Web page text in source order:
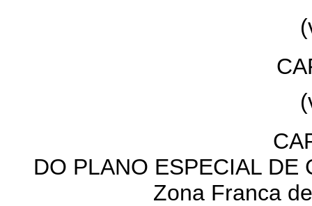
DO PLANO ESPECIAL DE
Zona Franca